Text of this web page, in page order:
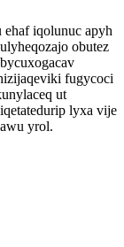
iqolunuc apyh
obutez
fugycoci
ut
lyxa vije
yrol.